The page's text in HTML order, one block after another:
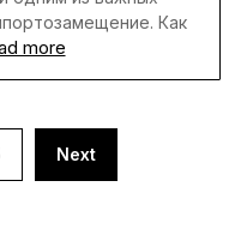
Как
more
Next